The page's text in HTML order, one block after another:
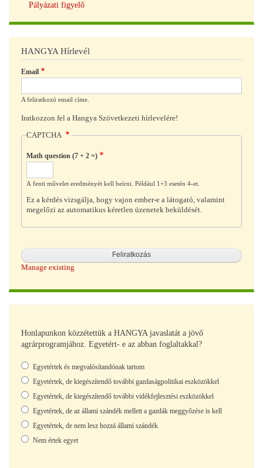
Pályázati figyelő
HANGYA Hírlevél
Email
A feliratkozó email címe.
Iratkozzon fel a Hangya Szövetkezeti hírlevelére!
CAPTCHA
Math question (7 + 2 =)
A fenti művelet eredményét kell beírni. Például 1+3 esetén 4-et.
Ez a kérdés vizsgálja, hogy vajon ember-e a látogató, valamint
megelőzi az automatikus kéretlen üzenetek beküldését.
Manage existing
Honlapunkon közzétettük a HANGYA javaslatát a jövő
agrárprogramjához. Egyetért- e az abban foglaltakkal?
Választások
Egyetértek és megvalósítandónak tartom
Egyetértek, de kiegészítendő további gazdaságpolitikai eszközökkel
Egyetértek, de kiegészítendő további vidékfejlesztési eszközökkel
Egyetértek, de az állami szándék mellett a gazdák meggyőzése is kell
Egyetértek, de nem lesz hozzá állami szándék
Nem értek egyet